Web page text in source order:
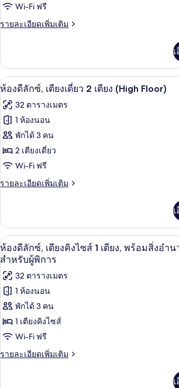
ดี
ลัก
เตียง
คิง
ไซส์
1
เตียง
(High
Floor)
Wi-Fi ฟรี
รายละเอียดเพิ่มเติม
ราย
เกี่ยว
กับ
ห้อง
ลัก
ซ์,
คิง
ไซส์
เตียง
(High
เปิด
ภาพถ่าย
ทั้งหมด
ของ
ห้อง
ดี
ลัก
เตียง
เดี่ยว
2
เตียง
(High
Floor)
7
ห้องดีลักซ์, เตียงเดี่ยว 2 เตียง (High Floor)
32 ตารางเมตร
1 ห้องนอน
พักได้ 3 คน
2 เตียงเดี่ยว
Wi-Fi ฟรี
รายละเอียดเพิ่มเติม
ราย
เกี่ยว
กับ
ห้อง
ดี
ซ์,
เตียง
เดี่ยว
2
เตียง
Floor)
เปิด
ภาพถ่าย
ทั้งหมด
ของ
ห้อง
ดี
ลัก
ซ์,
เครื่องนอนร
7
ห้องดีลักซ์, เตียงคิงไซส์ 1 เตียง, พร้อมสิ่งอำ
สำหรับผู้พิการ
32 ตารางเมตร
1 ห้องนอน
พักได้ 3 คน
1 เตียงคิงไซส์
Wi-Fi ฟรี
รายละเอียดเพิ่มเติม
ราย